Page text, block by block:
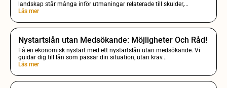
landskap står många inför utmaningar relaterade till skulder,...
Läs mer
Nystartslån utan Medsökande: Möjligheter Och Råd!
Få en ekonomisk nystart med ett nystartslån utan medsökande. Vi
guidar dig till lån som passar din situation, utan krav...
Läs mer